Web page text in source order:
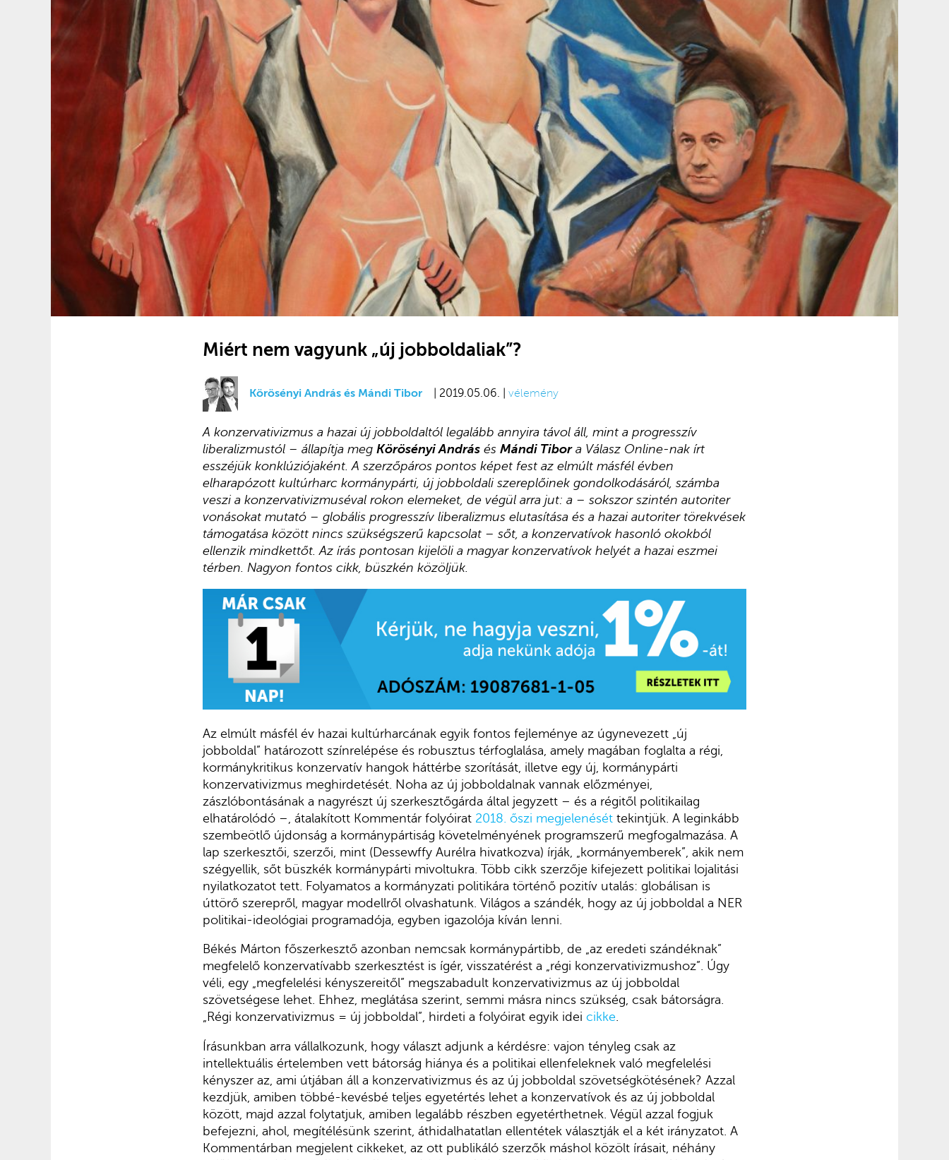
Miért nem vagyunk „új jobboldaliak”?
Körösényi András és Mándi Tibor | 2019.05.06. | vélemény
A konzervativizmus a hazai új jobboldaltól legalább annyira távol áll, mint a progresszív
liberalizmustól – állapítja meg Körösényi András és Mándi Tibora Válasz Online-nak írt
esszéjük konklúziójaként. A szerzőpáros pontos képet fest az elmúlt másfél évben
elharapózott kultúrharc kormánypárti, új jobboldali szereplőinek gondolkodásáról, számba
veszi a konzervativizmuséval rokon elemeket, de végül arra jut: a – sokszor szintén autoriter
vonásokat mutató – globális progresszív liberalizmus elutasítása és a hazai autoriter törekvések
támogatása között nincs szükségszerű kapcsolat – sőt, a konzervatívok hasonló okokból
ellenzik mindkettőt. Az írás pontosan kijelöli a magyar konzervatívok helyét a hazai eszmei
térben. Nagyon fontos cikk, büszkén közöljük.
Az elmúlt másfél év hazai kultúrharcának egyik fontos fejleménye az úgynevezett „új
jobboldal” határozott színrelépése és robusztus térfoglalása, amely magában foglalta a régi,
kormánykritikus konzervatív hangok háttérbe szorítását, illetve egy új, kormánypárti
konzervativizmus meghirdetését. Noha az új jobboldalnak vannak előzményei,
zászlóbontásának a nagyrészt új szerkesztőgárda által jegyzett – és a régitől politikailag
elhatárolódó –, átalakított Kommentár folyóirat 2018. őszi megjelenését tekintjük. A leginkább
szembeötlő újdonság a kormánypártiság követelményének programszerű megfogalmazása. A
lap szerkesztői, szerzői, mint (Dessewffy Aurélra hivatkozva) írják, „kormányemberek”, akik nem
szégyellik, sőt büszkék kormánypárti mivoltukra. Több cikk szerzője kifejezett politikai lojalitási
nyilatkozatot tett. Folyamatos a kormányzati politikára történő pozitív utalás: globálisan is
úttörő szerepről, magyar modellről olvashatunk. Világos a szándék, hogy az új jobboldal a NER
politikai-ideológiai programadója, egyben igazolója kíván lenni.
Békés Márton főszerkesztő azonban nemcsak kormánypártibb, de „az eredeti szándéknak”
megfelelő konzervatívabb szerkesztést is ígér, visszatérést a „régi konzervativizmushoz”. Úgy
véli, egy „megfelelési kényszereitől” megszabadult konzervativizmus az új jobboldal
szövetségese lehet. Ehhez, meglátása szerint, semmi másra nincs szükség, csak bátorságra.
„Régi konzervativizmus = új jobboldal”, hirdeti a folyóirat egyik idei cikke.
Írásunkban arra vállalkozunk, hogy választ adjunk a kérdésre: vajon tényleg csak az
intellektuális értelemben vett bátorság hiánya és a politikai ellenfeleknek való megfelelési
kényszer az, ami útjában áll a konzervativizmus és az új jobboldal szövetségkötésének? Azzal
kezdjük, amiben többé-kevésbé teljes egyetértés lehet a konzervatívok és az új jobboldal
között, majd azzal folytatjuk, amiben legalább részben egyetérthetnek. Végül azzal fogjuk
befejezni, ahol, megítélésünk szerint, áthidalhatatlan ellentétek választják el a két irányzatot. A
Kommentárban megjelent cikkeket, az ott publikáló szerzők máshol közölt írásait, néhány